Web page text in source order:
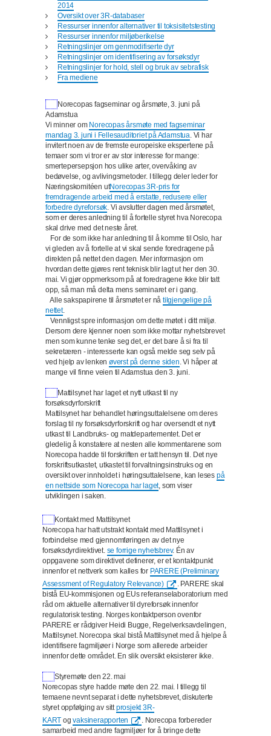
2014
Oversikt over 3R-databaser
Ressurser innenfor alternativer til toksisitetstesting
Ressurser innenfor miljøberikelse
Retningslinjer om genmodifiserte dyr
Retningslinjer om identifisering av forsøksdyr
Retningslinjer for hold, stell og bruk av sebrafisk
Fra mediene
Norecopas fagseminar og årsmøte, 3. juni på
Adamstua
Vi minner om Norecopas årsmøte med fagseminar
mandag 3. juni i Fellesauditoriet på Adamstua. Vi har
invitert noen av de fremste europeiske ekspertene på
temaer som vi tror er av stor interesse for mange:
smertepersepsjon hos ulike arter, overvåking av
bedøvelse, og avlivingsmetoder. I tillegg deler leder for
Næringskomitéen utNorecopas 3R-pris for
fremdragende arbeid med å erstatte, redusere eller
forbedre dyreforsøk. Vi avslutter dagen med årsmøtet,
som er deres anledning til å fortelle styret hva Norecopa
skal drive med det neste året.
For de som ikke har anledning til å komme til Oslo, har
vi gleden av å fortelle at vi skal sende foredragene på
direkten på nettet den dagen. Mer informasjon om
hvordan dette gjøres rent teknisk blir lagt ut her den 30.
mai. Vi gjør oppmerksom på at foredragene ikke blir tatt
opp, så man må delta mens seminaret er i gang.
Alle sakspapirene til årsmøtet er nåtilgjengelige på
nettet.
Vennligst spre informasjon om dette møtet i ditt miljø.
Dersom dere kjenner noen som ikke mottar nyhetsbrevet
men som kunne tenke seg det, er det bare å si fra til
sekretæren - interesserte kan også melde seg selv på
ved hjelp av lenkenøverst på denne siden.Vi håper at
mange vil finne veien til Adamstua den 3. juni.
Mattilsynet har laget et nytt utkast til ny
forsøksdyrforskrift
Mattilsynet har behandlet høringsuttalelsene om deres
forslag til ny forsøksdyrforskrift og har oversendt et nytt
utkast til Landbruks- og matdepartementet. Det er
gledelig å konstatere at nesten alle kommentarene som
Norecopa hadde til forskriften er tatt hensyn til. Det nye
forskriftsutkastet, utkastet til forvaltningsinstruks og en
oversikt over innholdet i høringsuttalelsene, kan leses på
en nettside som Norecopa har laget, som viser
utviklingen i saken.
Kontakt med Mattilsynet
Norecopa har hatt utstrakt kontakt med Mattilsynet i
forbindelse med gjennomføringen av det nye
forsøksdyrdirektivet. se forrige nyhetsbrev. Én av
oppgavene som direktivet definerer, er et kontaktpunkt
innenfor et nettverk som kalles for PARERE (Preliminary
Assessment of Regulatory Relevance)
. PARERE skal
bistå EU-kommisjonen og EUs referanselaboratorium med
råd om aktuelle alternativer til dyreforsøk innenfor
regulatorisk testing. Norges kontaktperson ovenfor
PARERE er rådgiver Heidi Bugge, Regelverksavdelingen,
Mattilsynet. Norecopa skal bistå Mattilsynet med å hjelpe å
identifisere fagmiljøer i Norge som allerede arbeider
innenfor dette området. En slik oversikt eksisterer ikke.
Styremøte den 22. mai
Norecopas styre hadde møte den 22. mai. I tillegg til
temaene nevnt separat i dette nyhetsbrevet, diskuterte
styret oppfølging av sittprosjekt 3R-
KART ogvaksinerapporten
. Norecopa forbereder
samarbeid med andre fagmiljøer for å bringe dette